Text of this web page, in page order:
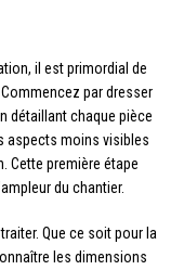
il est primordial de
par dresser
détaillant chaque pièce
aspects moins visibles
Cette première étape
du chantier.
Que ce soit pour la
les dimensions